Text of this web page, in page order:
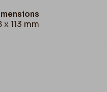
x 113 mm